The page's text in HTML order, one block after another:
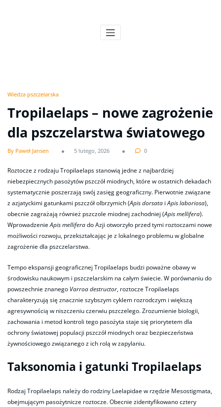
Wiedza pszczelarska
Tropilaelaps – nowe zagrożenie
dla pszczelarstwa światowego
By Paweł Jansen 5 lutego, 2026 0
Roztocze z rodzaju Tropilaelaps stanowią jedne z najbardziej
niebezpiecznych pasożytów pszczół miodnych, które w ostatnich dekadach
systematycznie poszerzają swój zasięg geograficzny. Pierwotnie związane
z azjatyckimi gatunkami pszczół olbrzymich (Apis dorsata iApis laboriosa),
obecnie zagrażają również pszczole miodnej zachodniej (Apis mellifera).
WprowadzenieApis melliferado Azji otworzyło przed tymi roztoczami nowe
możliwości rozwoju, przekształcając je z lokalnego problemu w globalne
zagrożenie dla pszczelarstwa.
Tempo ekspansji geograficznej Tropilaelaps budzi poważne obawy w
środowisku naukowym i pszczelarskim na całym świecie. W porównaniu do
powszechnie znanego Varroa destructor, roztocze Tropilaelaps
charakteryzują się znacznie szybszym cyklem rozrodczym i większą
agresywnością w niszczeniu czerwiu pszczelego. Zrozumienie biologii,
zachowania i metod kontroli tego pasożyta staje się priorytetem dla
ochrony światowej populacji pszczół miodnych oraz bezpieczeństwa
żywnościowego związanego z ich rolą w zapylaniu.
Taksonomia i gatunki Tropilaelaps
Rodzaj Tropilaelaps należy do rodziny Laelapidae w rzędzie Mesostigmata,
obejmującym pasożytnicze roztocze. Obecnie zidentyfikowano cztery